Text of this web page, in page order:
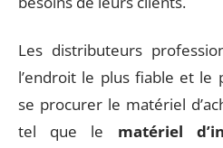
Les distributeurs
l’endroit le plus fiable et le
se procurer le matériel
tel que le matériel